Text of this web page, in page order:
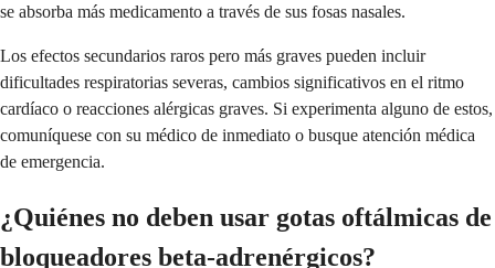
se absorba más medicamento a través de sus fosas nasales.
Los efectos secundarios raros pero más graves pueden incluir
dificultades respiratorias severas, cambios significativos en el ritmo
cardíaco o reacciones alérgicas graves. Si experimenta alguno de estos,
comuníquese con su médico de inmediato o busque atención médica
de emergencia.
¿Quiénes no deben usar gotas oftálmicas de
bloqueadores beta-adrenérgicos?